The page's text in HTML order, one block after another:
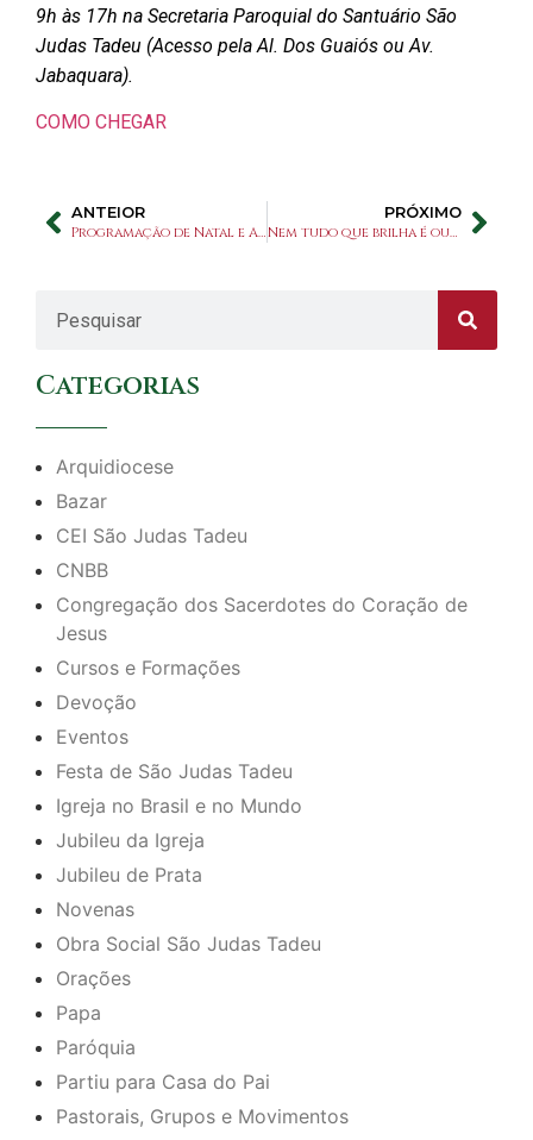
9h às 17h na Secretaria Paroquial do Santuário São
Judas Tadeu (Acesso pela Al. Dos Guaiós ou Av.
Jabaquara).
COMO CHEGAR
ANTEIOR
Programação de Natal e Ano Novo no Santuário
PRÓXIMO
Nem tudo que brilha é ouro!
Categorias
Arquidiocese
Bazar
CEI São Judas Tadeu
CNBB
Congregação dos Sacerdotes do Coração de
Jesus
Cursos e Formações
Devoção
Eventos
Festa de São Judas Tadeu
Igreja no Brasil e no Mundo
Jubileu da Igreja
Jubileu de Prata
Novenas
Obra Social São Judas Tadeu
Orações
Papa
Paróquia
Partiu para Casa do Pai
Pastorais, Grupos e Movimentos